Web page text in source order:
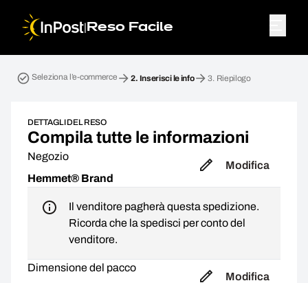
| Reso Facile
Seleziona l’e-commerce 2. Inserisci le info 3. Riepilogo
DETTAGLI DEL RESO
Compila tutte le informazioni
Negozio
Hemmet® Brand
Modifica
Il venditore pagherà questa spedizione.
Ricorda che la spedisci per conto del
venditore.
Dimensione del pacco
Modifica